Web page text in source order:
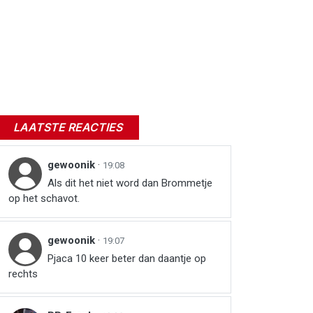
LAATSTE REACTIES
gewoonik · 19:08
Als dit het niet word dan Brommetje
op het schavot.
gewoonik · 19:07
Pjaca 10 keer beter dan daantje op
rechts